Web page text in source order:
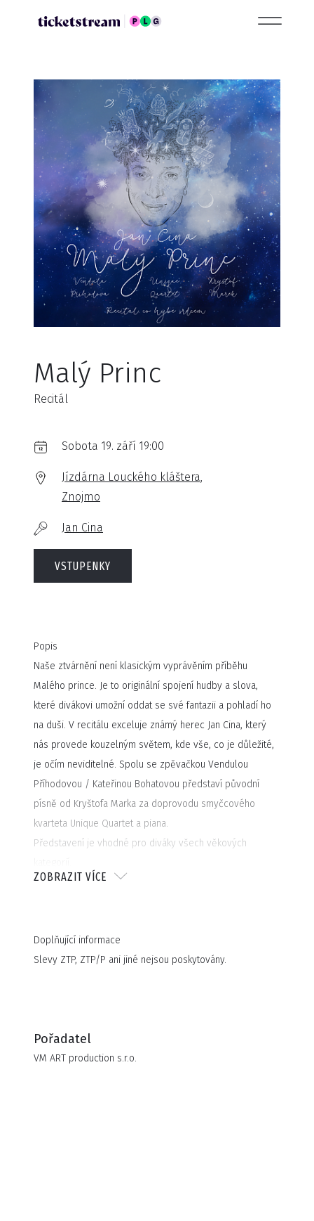
Malý Princ
Recitál
Sobota 19. září 19:00
Jízdárna Louckého kláštera,
Znojmo
Jan Cina
VSTUPENKY
Popis
Naše ztvárnění není klasickým vyprávěním příběhu
Malého prince. Je to originální spojení hudby a slova,
které divákovi umožní oddat se své fantazii a pohladí ho
na duši. V recitálu exceluje známý herec Jan Cina, který
nás provede kouzelným světem, kde vše, co je důležité,
je očím neviditelné. Spolu se zpěvačkou Vendulou
Příhodovou / Kateřinou Bohatovou představí původní
písně od Kryštofa Marka za doprovodu smyčcového
kvarteta Unique Quartet a piana.
Představení je vhodné pro diváky všech věkových
ZOBRAZIT VÍCE
Doplňující informace
Slevy ZTP, ZTP/P ani jiné nejsou poskytovány.
Pořadatel
VM ART production s.r.o.